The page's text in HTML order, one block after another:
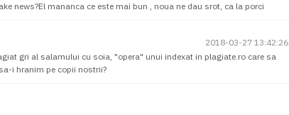
news?El mananca ce este mai bun , noua ne dau srot, ca la porci
2018-03-27 13:42:26
gri al salamului cu soia, "opera" unui indexat in plagiate.ro care sa
i hranim pe copii nostrii?